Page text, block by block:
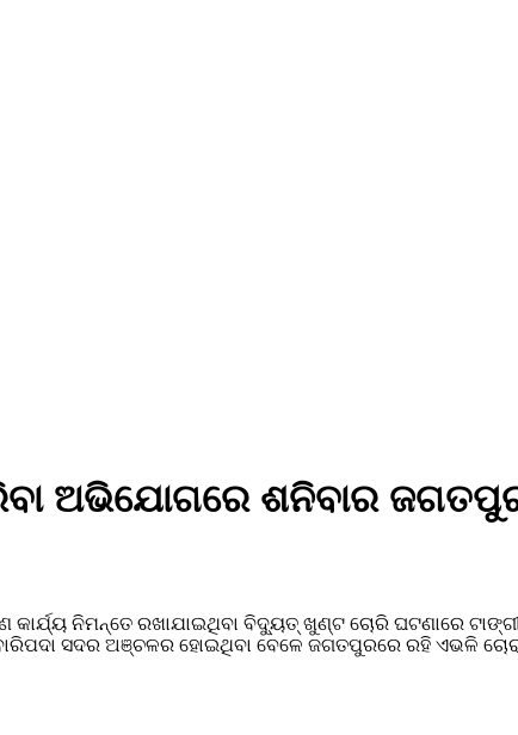
ଅଭିଯୋଗରେ ଶନିବାର
ନିମନ୍ତେ ରଖାଯାଇଥିବା ବିଦ୍ୟୁତ୍‌‌ ଖୁଣ୍ଟ ଚୋରି ଘଟଣାରେ
ସଦର ଅଞ୍ଚଳର ହୋଇଥିବା ବେଳେ ଜଗତପୁରରେ ରହି ଏଭଳି